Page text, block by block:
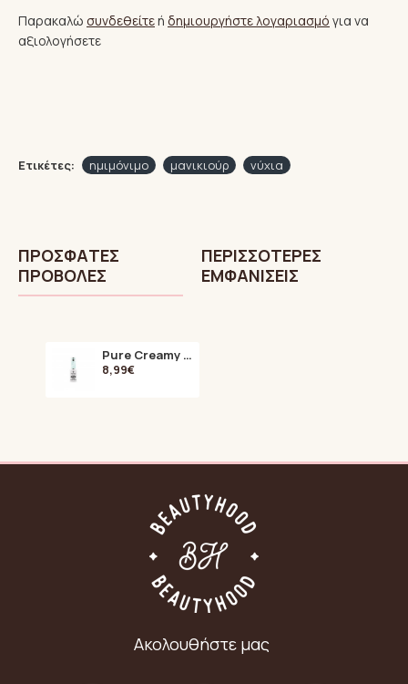
Παρακαλώ συνδεθείτεή δημιουργήστε λογαριασμό για να
αξιολογήσετε
Ετικέτες: ημιμόνιμο μανικιούρ νύχια
ΠΡΌΣΦΑTΕΣ
ΠΡΟΒΟΛΈΣ
ΠΕΡΙΣΣΌΤΕΡΕΣ
ΕΜΦΑΝΊΣΕΙΣ
Pure Creamy Hybrid 028 Pastel Mint 8 ml
8,99€
Ακολουθήστε μας